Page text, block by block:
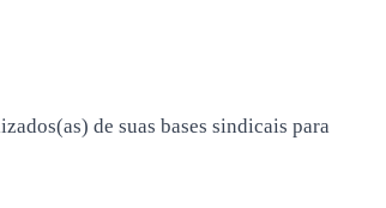
de suas bases sindicais para